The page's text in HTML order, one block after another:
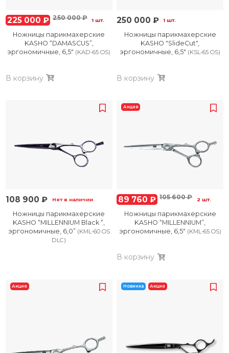
225 000 ₽ 250 000 ₽ 1 шт.
Ножницы парикмахерские
KASHO “DAMASCUS”,
эргономичные, 6,5″ (KAD-65 OS)
В корзину
250 000 ₽ 1 шт.
Ножницы парикмахерские
KASHO "SlideCut",
эргономичные, 6,5" (KSL-65 OS)
В корзину
108 900 ₽ Нет в наличии
Ножницы парикмахерские
KASHO “MILLENNIUM Black “,
эргономичные, 6,0” (KML-60 OS
DLC)
Акция
89 760 ₽ 105 600 ₽ 2 шт.
Ножницы парикмахерские
KASHO “MILLENNIUM”,
эргономичные, 6,5″ (KML-65 OS)
В корзину
Акция Новинка Акция